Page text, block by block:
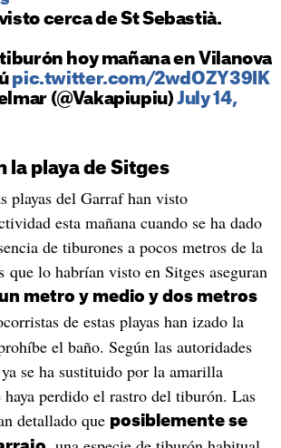
cerca de St Sebastià.
tiburón hoy mañana en Vilanova
pic.twitter.com/2wdOZY39IK
(@Vakapiupiu)July 14,
la playa de Sitges
playas del Garraf han visto
esta mañana cuando se ha dado
de tiburones a pocos metros de la
que lo habrían visto en Sitges aseguran
metro y medio y dos metros
de estas playas han izado la
el baño. Según las autoridades
se ha sustituido por la amarilla
haya perdido el rastro del tiburón. Las
detallado que posiblemente se